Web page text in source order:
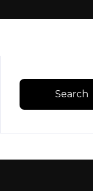
Search